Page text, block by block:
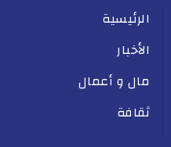
الرئيسية
الأخبار
مال و أعمال
ثقافة